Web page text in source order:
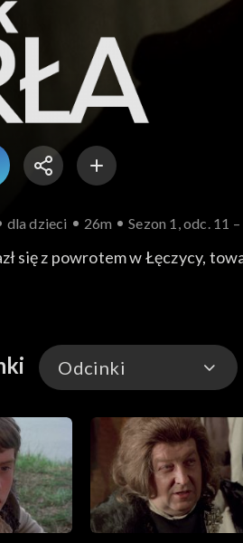
dla dzieci 26m Sezon 1, odc. 11
się z powrotem w Łęczycy,
Odcinki
Odcinki